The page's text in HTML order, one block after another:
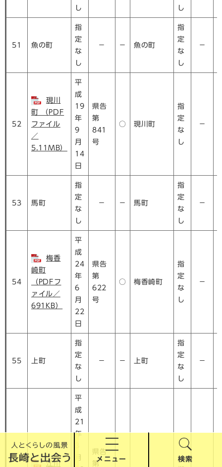
メニュー 検索
し
し
51 魚の町
指
定
な
し
－ － 魚の町
指
定
な
し
－
52
現川
町 （PDF
ファイル
／
5.11MB）
平
成
19
年
9
月
14
日
県告
第
841
号
○ 現川町
指
定
な
し
－
53 馬町
指
定
な
し
－ － 馬町
指
定
な
し
－
54
梅香
崎町
（PDFフ
ァイル／
691KB）
平
成
24
年
6
月
22
日
県告
第
622
号
○ 梅香崎町
指
定
な
し
－
55 上町
指
定
な
し
－ － 上町
指
定
な
し
－
江川
平
成
21
年
月
県告
第